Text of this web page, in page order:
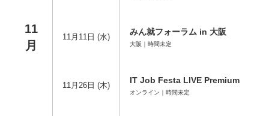
11
月
11月11日 (水)
みん就フォーラム in 大阪
大阪｜時間未定
11月26日 (木)
IT Job Festa LIVE Premium
オンライン｜時間未定